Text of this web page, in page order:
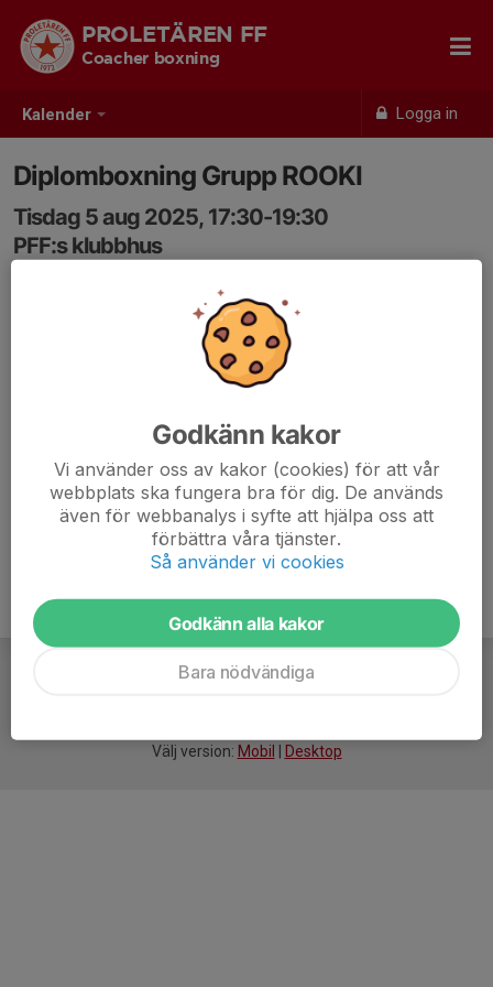
Kalender Logga in
PROLETÄREN FF
Coacher boxning
Diplomboxning Grupp ROOKI
Tisdag 5 aug 2025, 17:30-19:30
PFF:s klubbhus
Välj version: Mobil Desktop
Godkänn kakor
Vi använder oss av kakor (cookies) för att vår
webbplats ska fungera bra för dig. De används
även för webbanalys i syfte att hjälpa oss att
förbättra våra tjänster.
Så använder vi cookies
Godkänn alla kakor
Bara nödvändiga